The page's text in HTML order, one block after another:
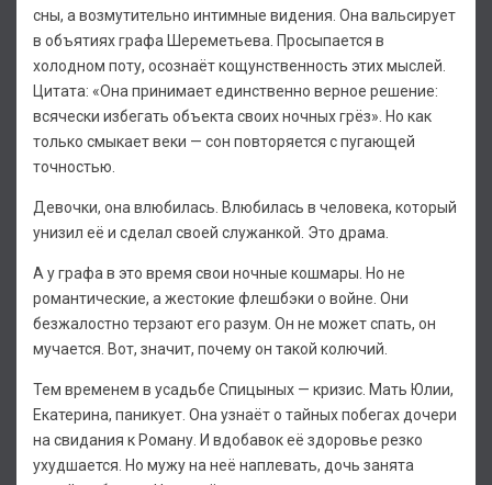
сны, а возмутительно интимные видения. Она вальсирует
в объятиях графа Шереметьева. Просыпается в
холодном поту, осознаёт кощунственность этих мыслей.
Цитата: «Она принимает единственно верное решение:
всячески избегать объекта своих ночных грёз». Но как
только смыкает веки — сон повторяется с пугающей
точностью.
Девочки, она влюбилась. Влюбилась в человека, который
унизил её и сделал своей служанкой. Это драма.
А у графа в это время свои ночные кошмары. Но не
романтические, а жестокие флешбэки о войне. Они
безжалостно терзают его разум. Он не может спать, он
мучается. Вот, значит, почему он такой колючий.
Тем временем в усадьбе Спицыных — кризис. Мать Юлии,
Екатерина, паникует. Она узнаёт о тайных побегах дочери
на свидания к Роману. И вдобавок её здоровье резко
ухудшается. Но мужу на неё наплевать, дочь занята